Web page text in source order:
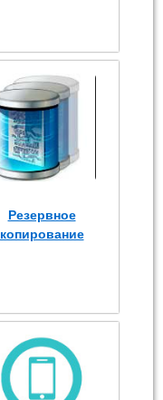
Резервное
копирование